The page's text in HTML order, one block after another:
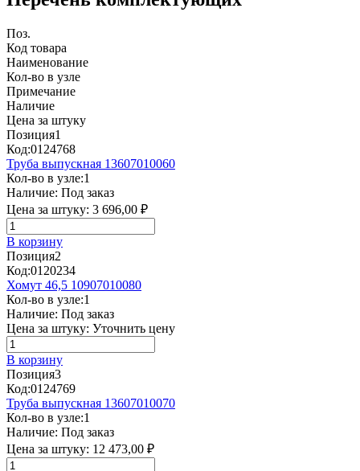
Поз.
Код товара
Наименование
Кол-во в узле
Примечание
Наличие
Цена за штуку
Позиция1
Код:0124768
Труба выпускная 13607010060
Кол-во в узле:1
Наличие: Под заказ
Цена за штуку: 3 696,00 ₽
В корзину
Позиция2
Код:0120234
Хомут 46,5 10907010080
Кол-во в узле:1
Наличие: Под заказ
Цена за штуку: Уточнить цену
В корзину
Позиция3
Код:0124769
Труба выпускная 13607010070
Кол-во в узле:1
Наличие: Под заказ
Цена за штуку: 12 473,00 ₽